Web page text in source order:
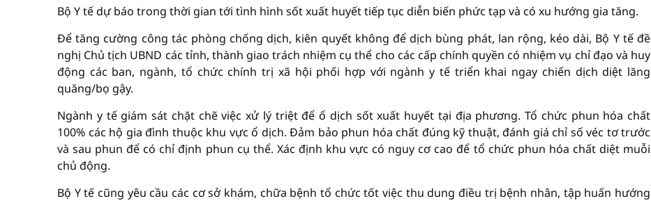
Bộ Y tế dự báo trong thời gian tới tình hình sốt xuất huyết tiếp tục diễn biến phức tạp và có xu hướng gia tăng.
Để tăng cường công tác phòng chống dịch, kiên quyết không để dịch bùng phát, lan rộng, kéo dài, Bộ Y tế đề
nghị Chủ tịch UBND các tỉnh, thành giao trách nhiệm cụ thể cho các cấp chính quyền có nhiệm vụ chỉ đạo và huy
động các ban, ngành, tổ chức chính trị xã hội phối hợp với ngành y tế triển khai ngay chiến dịch diệt lăng
quăng/bọ gậy.
Ngành y tế giám sát chặt chẽ việc xử lý triệt để ổ dịch sốt xuất huyết tại địa phương. Tổ chức phun hóa chất
100% các hộ gia đình thuộc khu vực ổ dịch. Đảm bảo phun hóa chất đúng kỹ thuật, đánh giá chỉ số véc tơ trước
và sau phun để có chỉ định phun cụ thể. Xác định khu vực có nguy cơ cao để tổ chức phun hóa chất diệt muỗi
chủ động.
Bộ Y tế cũng yêu cầu các cơ sở khám, chữa bệnh tổ chức tốt việc thu dung điều trị bệnh nhân, tập huấn hướng